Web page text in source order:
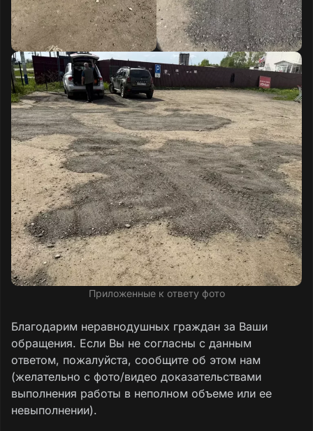
Приложенные к ответу фото
Благодарим неравнодушных граждан за Ваши
обращения. Если Вы не согласны с данным
ответом, пожалуйста, сообщите об этом нам
(желательно с фото/видео доказательствами
выполнения работы в неполном объеме или ее
невыполнении).